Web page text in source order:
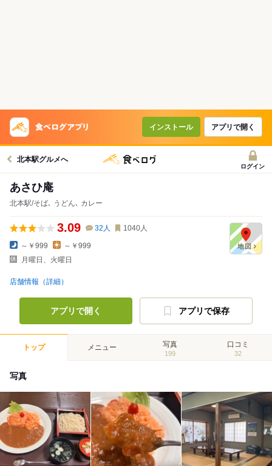
インストール アプリで開く
北本駅グルメへ
ログイン
あさひ庵
北本駅/そば､ うどん､ カレー
3.09 32 人 1040人
～￥999
～￥999
月曜日、火曜日
店舗情報（詳細）
アプリで開く アプリで保存
トップ メニュー 写真
199
口コミ
32
写真